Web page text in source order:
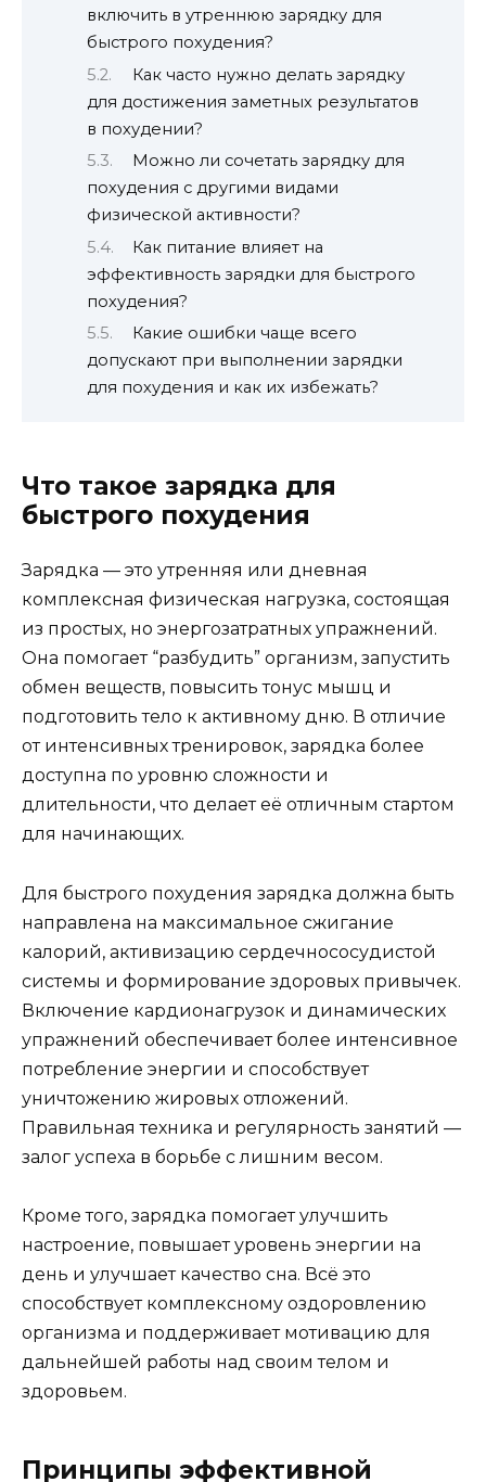
включить в утреннюю зарядку для
быстрого похудения?
Как часто нужно делать зарядку
для достижения заметных результатов
в похудении?
Можно ли сочетать зарядку для
похудения с другими видами
физической активности?
Как питание влияет на
эффективность зарядки для быстрого
похудения?
Какие ошибки чаще всего
допускают при выполнении зарядки
для похудения и как их избежать?
Что такое зарядка для
быстрого похудения
Зарядка — это утренняя или дневная
комплексная физическая нагрузка, состоящая
из простых, но энергозатратных упражнений.
Она помогает “разбудить” организм, запустить
обмен веществ, повысить тонус мышц и
подготовить тело к активному дню. В отличие
от интенсивных тренировок, зарядка более
доступна по уровню сложности и
длительности, что делает её отличным стартом
для начинающих.
Для быстрого похудения зарядка должна быть
направлена на максимальное сжигание
калорий, активизацию сердечнососудистой
системы и формирование здоровых привычек.
Включение кардионагрузок и динамических
упражнений обеспечивает более интенсивное
потребление энергии и способствует
уничтожению жировых отложений.
Правильная техника и регулярность занятий —
залог успеха в борьбе с лишним весом.
Кроме того, зарядка помогает улучшить
настроение, повышает уровень энергии на
день и улучшает качество сна. Всё это
способствует комплексному оздоровлению
организма и поддерживает мотивацию для
дальнейшей работы над своим телом и
здоровьем.
Принципы эффективной